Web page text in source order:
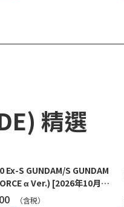
精選
Ex-S GUNDAM/S GUNDAM
α Ver.) [2026年10月發
（含税）